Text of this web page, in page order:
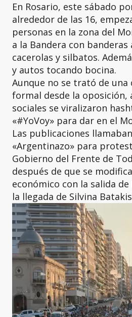
En Rosario, este sábado
alrededor de las 16,
personas en la zona del
a la Bandera con
cacerolas y silbatos.
y autos tocando bocina.
Aunque no se trató de una
formal desde la oposición,
sociales se viralizaron
«#YoVoy» para dar en el
Las publicaciones
«Argentinazo» para
Gobierno del Frente de
después de que se
económico con la salida
la llegada de Silvina